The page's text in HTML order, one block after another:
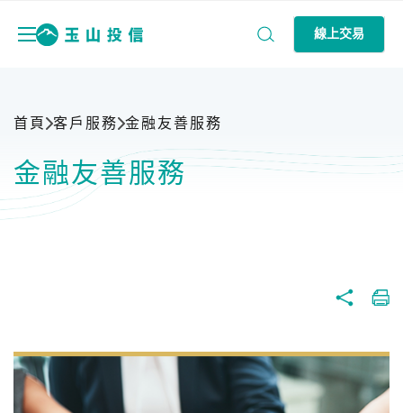
線上交易
首頁 客戶服務 金融友善服務
金融友善服務